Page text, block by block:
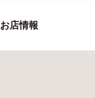
お店情報